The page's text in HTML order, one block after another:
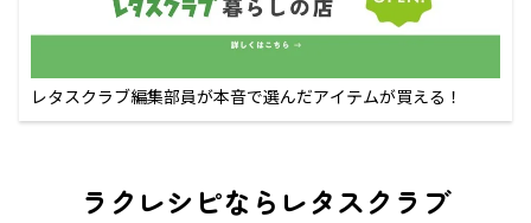
レタスクラブ編集部員が本音で選んだアイテムが買える！
ラクレシピならレタスクラブ